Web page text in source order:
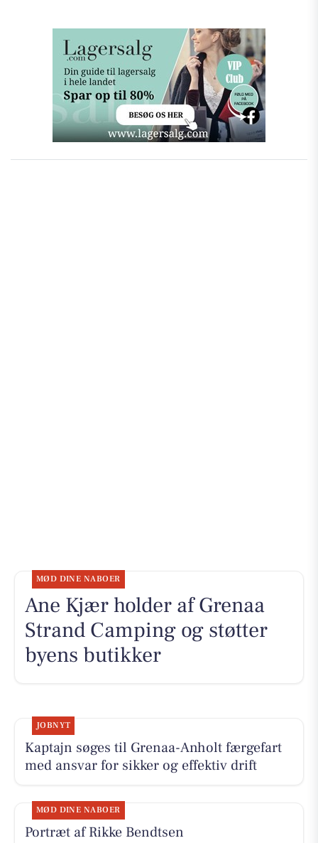
MØD DINE NABOER
Ane Kjær holder af Grenaa
Strand Camping og støtter
byens butikker
JOBNYT
Kaptajn søges til Grenaa-Anholt færgefart
med ansvar for sikker og effektiv drift
MØD DINE NABOER
Portræt af Rikke Bendtsen